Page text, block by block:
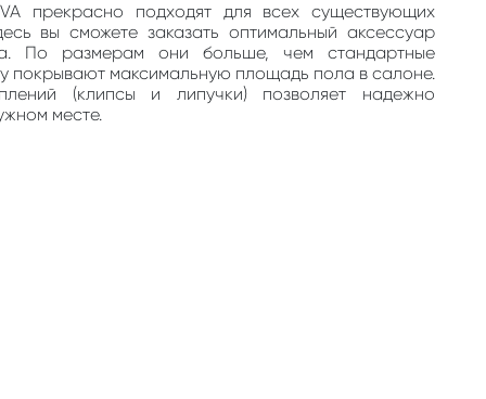
прекрасно подходят для всех существующих
вы сможете заказать оптимальный аксессуар
По размерам они больше, чем стандартные
покрывают максимальную площадь пола в салоне.
(клипсы и липучки) позволяет надежно
месте.